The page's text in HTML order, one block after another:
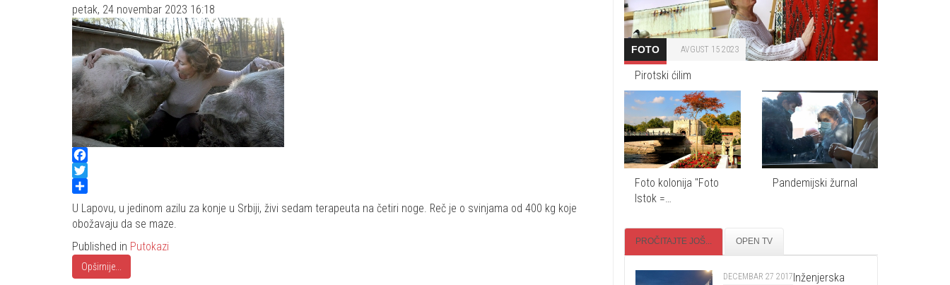
petak, 24 novembar 2023 16:18
Facebook
Twitter
Share
U Lapovu, u jedinom azilu za konje u Srbiji, živi sedam terapeuta na četiri noge. Reč je o svinjama od 400 kg koje
obožavaju da se maze.
Published in Putokazi
Opširnije...
FOTO AVGUST 15 2023
Pirotski ćilim
Foto kolonija "Foto
Istok =…
Pandemijski žurnal
PROČITAJTE JOŠ... OPEN TV
DECEMBAR 27 2017Inženjerska